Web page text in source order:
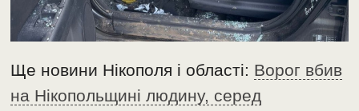
Ще новини Нікополя і області: Ворог вбив
на Нікопольщині людину, серед